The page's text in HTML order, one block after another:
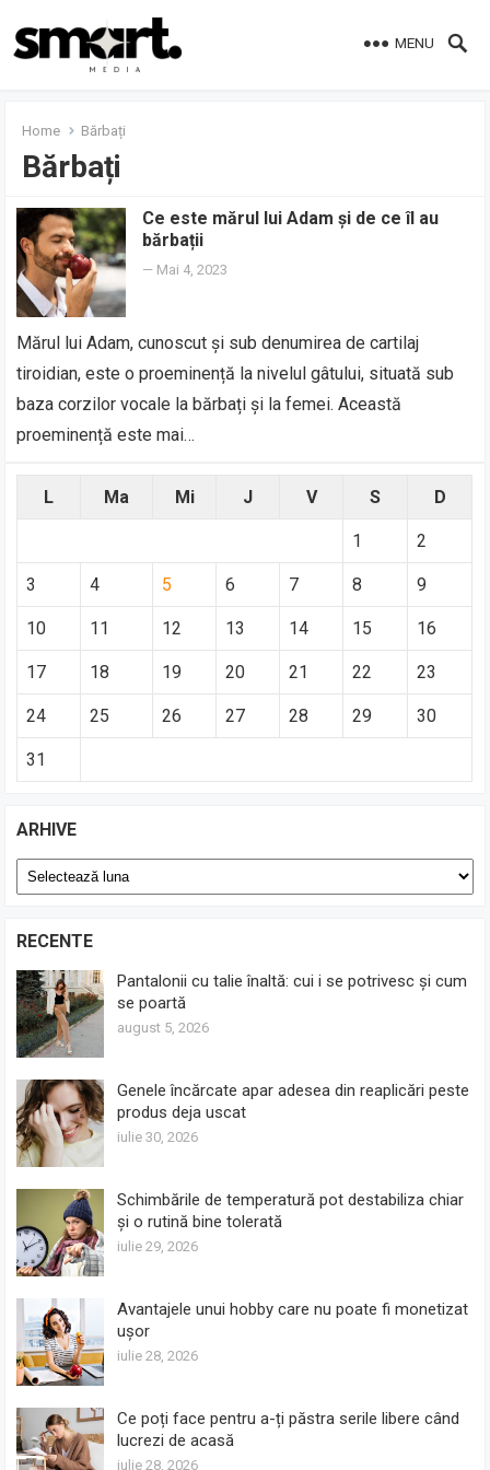
MENU
Home Bărbați
Bărbați
Ce este mărul lui Adam și de ce îl au
bărbații
— Mai 4, 2023
Mărul lui Adam, cunoscut și sub denumirea de cartilaj
tiroidian, este o proeminență la nivelul gâtului, situată sub
baza corzilor vocale la bărbați și la femei. Această
proeminență este mai…
L Ma Mi J V S D
1 2
3 4 5 6 7 8 9
10 11 12 13 14 15 16
17 18 19 20 21 22 23
24 25 26 27 28 29 30
31
ARHIVE
Arhive
RECENTE
Pantalonii cu talie înaltă: cui i se potrivesc și cum
se poartă
august 5, 2026
Genele încărcate apar adesea din reaplicări peste
produs deja uscat
iulie 30, 2026
Schimbările de temperatură pot destabiliza chiar
și o rutină bine tolerată
iulie 29, 2026
Avantajele unui hobby care nu poate fi monetizat
ușor
iulie 28, 2026
Ce poți face pentru a-ți păstra serile libere când
lucrezi de acasă
iulie 28, 2026